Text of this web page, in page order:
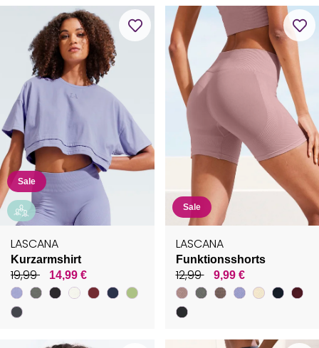
Sale
LASCANA
Kurzarmshirt
19,99 14,99 €
Sale
LASCANA
Funktionsshorts
12,99 9,99 €